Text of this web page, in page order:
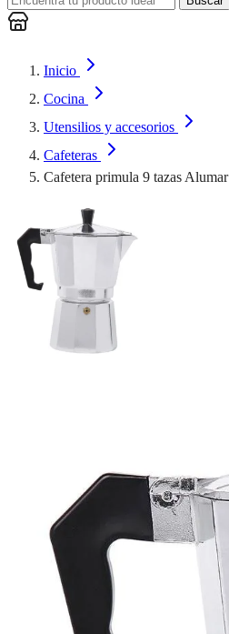
Inicio
Cocina
Utensilios y accesorios
Cafeteras
Cafetera primula 9 tazas Alumar